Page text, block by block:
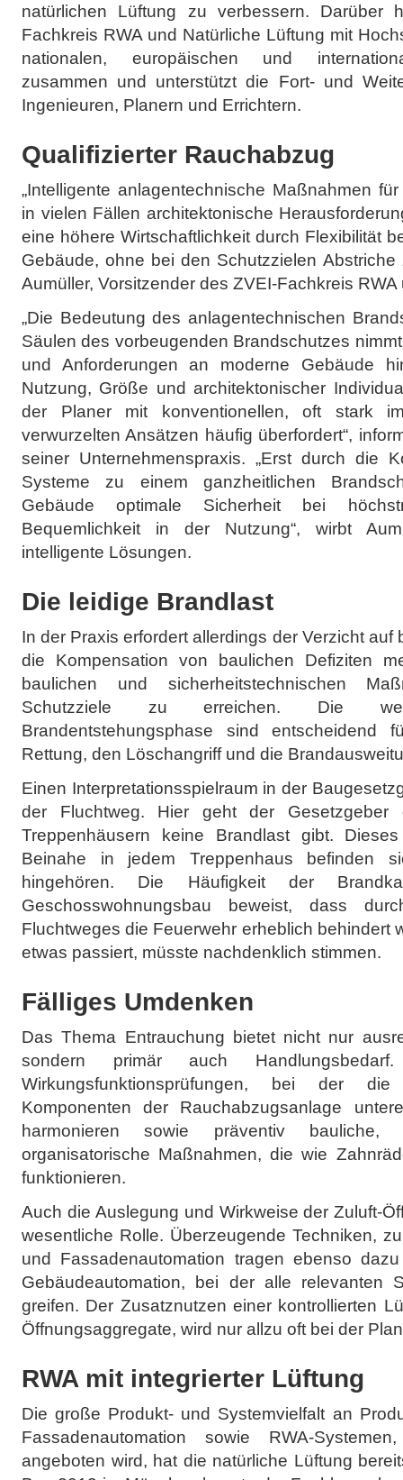
natürlichen Lüftung zu verbessern. Darüber
Fachkreis RWA und Natürliche Lüftung mit
nationalen, europäischen und
zusammen und unterstützt die Fort- und
Ingenieuren, Planern und Errichtern.
Qualifizierter Rauchabzug
„Intelligente anlagentechnische Maßnahmen
in vielen Fällen architektonische
eine höhere Wirtschaftlichkeit durch Flexibilität
Gebäude, ohne bei den Schutzzielen
Aumüller, Vorsitzender des ZVEI-Fachkreis
„Die Bedeutung des anlagentechnischen
Säulen des vorbeugenden Brandschutzes
und Anforderungen an moderne Gebäude
Nutzung, Größe und architektonischer
der Planer mit konventionellen, oft stark
verwurzelten Ansätzen häufig überfordert“,
seiner Unternehmenspraxis. „Erst durch die
Systeme zu einem ganzheitlichen
Gebäude optimale Sicherheit bei
Bequemlichkeit in der Nutzung“, wirbt
intelligente Lösungen.
Die leidige Brandlast
In der Praxis erfordert allerdings der Verzicht
die Kompensation von baulichen Defiziten
baulichen und sicherheitstechnischen
Schutzziele zu erreichen. Die
Brandentstehungsphase sind entscheidend
Rettung, den Löschangriff und die
Einen Interpretationsspielraum in der
der Fluchtweg. Hier geht der
Treppenhäusern keine Brandlast gibt.
Beinahe in jedem Treppenhaus befinden
hingehören. Die Häufigkeit der
Geschosswohnungsbau beweist, dass
Fluchtweges die Feuerwehr erheblich behindert
etwas passiert, müsste nachdenklich stimmen.
Fälliges Umdenken
Das Thema Entrauchung bietet nicht nur
sondern primär auch
Wirkungsfunktionsprüfungen, bei der
Komponenten der Rauchabzugsanlage
harmonieren sowie präventiv bauliche,
organisatorische Maßnahmen, die wie
funktionieren.
Auch die Auslegung und Wirkweise der Zuluft-
wesentliche Rolle. Überzeugende Techniken,
und Fassadenautomation tragen ebenso
Gebäudeautomation, bei der alle relevanten
greifen. Der Zusatznutzen einer kontrollierten
Öffnungsaggregate, wird nur allzu oft bei der
RWA mit integrierter Lüftung
Die große Produkt- und Systemvielfalt an
Fassadenautomation sowie RWA-
angeboten wird, hat die natürliche Lüftung